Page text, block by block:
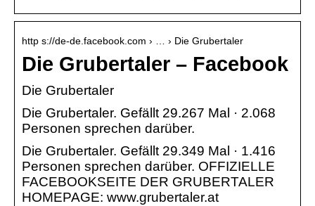
http s://de-de.facebook.com › … › Die Grubertaler
Die Grubertaler – Facebook
Die Grubertaler
Die Grubertaler. Gefällt 29.267 Mal · 2.068
Personen sprechen darüber.
Die Grubertaler. Gefällt 29.349 Mal · 1.416
Personen sprechen darüber. OFFIZIELLE
FACEBOOKSEITE DER GRUBERTALER
HOMEPAGE: www.grubertaler.at